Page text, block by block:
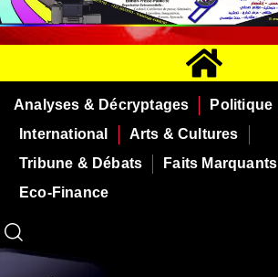
Analyses & Décryptages
Politique
International
Arts & Cultures
Tribune & Débats
Faits Marquants
Eco-Finance